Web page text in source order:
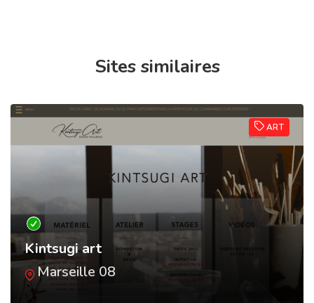
Sites similaires
ART
Kintsugi art
Marseille 08